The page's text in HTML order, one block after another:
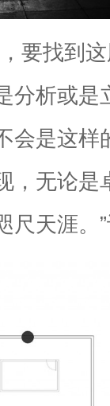
要找到
分析或是
会是这样
，无论是
尺天涯。